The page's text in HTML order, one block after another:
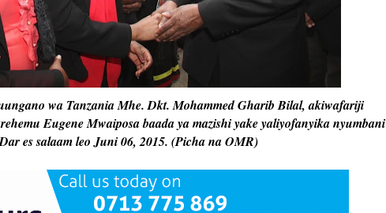
wa Tanzania Mhe. Dkt. Mohammed Gharib Bilal, akiwafariji
Eugene Mwaiposa baada ya mazishi yake yaliyofanyika nyumbani
es salaam leo Juni 06, 2015. (Picha na OMR)